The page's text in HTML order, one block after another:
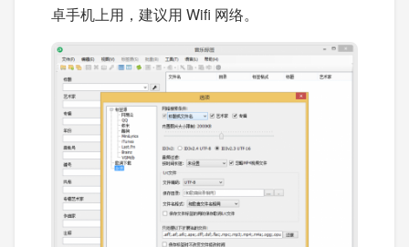
卓手机上用，建议用 Wifi 网络。